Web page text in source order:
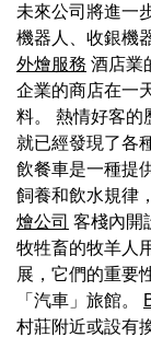
未來公司將進一
機器人、收銀機
外燴服務 酒店業
企業的商店在一
料。 熱情好客的
就已經發現了各
飲餐車是一種提
飼養和飲水規律
燴公司 客棧內開
牧牲畜的牧羊人
展，它們的重要
「汽車」旅館。
村莊附近或設有